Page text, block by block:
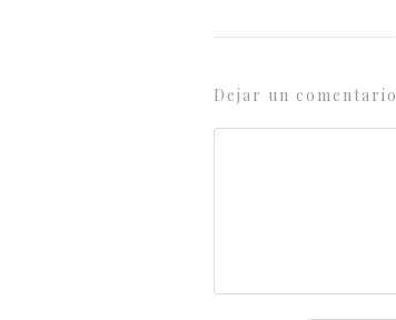
Dejar un comentario